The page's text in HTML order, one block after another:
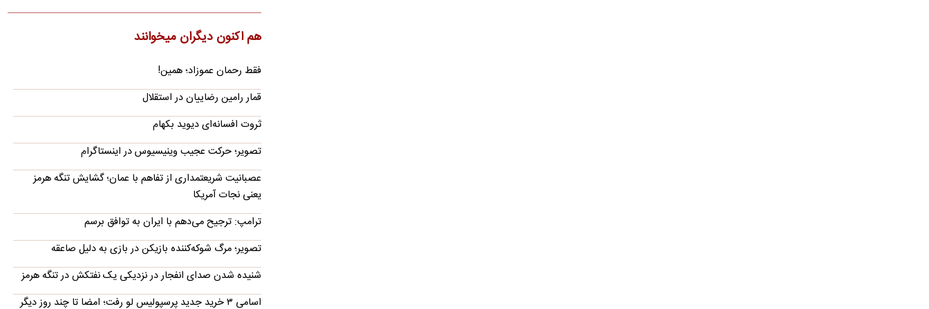
سخنگوی وزارت خارجه گفت: تفاهم ایران و عمان به خودی خود
نمی‌تواند به معنای تضمین امنیت کامل برای کشتی‌های عبوری از…
پیش‌نویس توافق ایران و عمان نهایی شد؟
خبرنگار المیادین در تهران از وجود چشم‌اندازی مثبت برای حل‌وفصل
پرونده تنگه هرمز خبر داده و مدعی شده است ایران و عمان…
آمریکا برخی تحریم‌ها علیه هوانوردی ایران را لغو کرد
وزارت خزانه‌داری آمریکا نام چند شرکت هواپیمایی مرتبط با ایران را
ادعای سی‌بی‌اس: توافق تنگه هرمز شامل عوارض عبور
طبق ادعای یک رسانه آمریکایی به نقل از برخی منابع، مذاکره جدید
ایران و عمان عوارض یا هزینه خدمات برای عبور از این آبراه…
رویترز: یک توییت ترامپ می‌تواند همه‌چیز را به هم
بزند
رویترز با اشاره به حساسیت جزئیات مذاکرات هشدار داده است که
هم اکنون دیگران میخوانند
فقط رحمان عموزاد؛ همین!
قمار رامین رضاییان در استقلال
ثروت افسانه‌‌ای دیوید بکهام
تصویر؛ حرکت عجیب وینیسیوس در اینستاگرام
عصبانیت شریعتمداری از تفاهم با عمان؛ گشایش تنگه هرمز
یعنی نجات آمریکا
ترامپ: ترجیح می‌دهم با ایران به توافق برسم
تصویر؛ مرگ شوکه‌کننده بازیکن در بازی به دلیل صاعقه
شنیده شدن صدای انفجار در نزدیکی یک نفتکش در تنگه هرمز
اسامی ۳ خرید جدید پرسپولیس لو رفت؛ امضا تا چند روز دیگر